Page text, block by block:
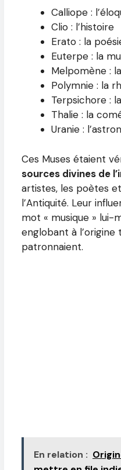
Calliope :
Clio : l’histoire
Erato : la
Euterpe : la
Melpomène :
Polymnie : la
Terpsichore :
Thalie : la
Uranie :
Ces Muses étaient
sources divines de
artistes, les poètes
l’Antiquité. Leur
mot « musique » lui-
englobant à l’origine
patronnaient.
En relation :